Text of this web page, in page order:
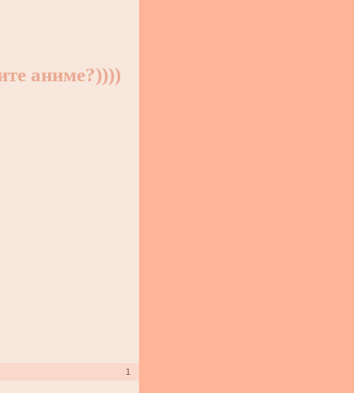
аниме?))))
1